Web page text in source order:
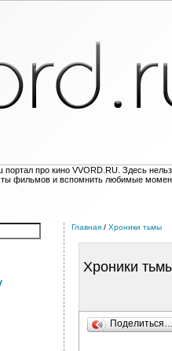
портал про кино VVORD.RU. Здесь
фильмов и вспомнить любимые
Главная / Хроники тьмы
Хроники